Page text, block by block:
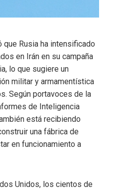
que Rusia ha intensificado
en Irán en su campaña
lo que sugiere un
militar y armamentística
Según portavoces de la
de Inteligencia
está recibiendo
una fábrica de
en funcionamiento a
Unidos, los cientos de